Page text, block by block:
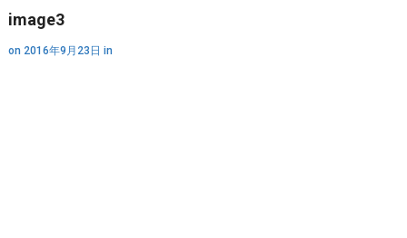
image3
on 2016年9月23日 in